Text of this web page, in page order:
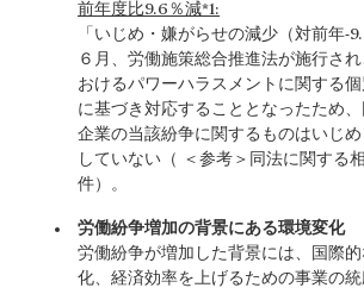
前年度比9.6％減*1:
「いじめ・嫌がらせの減少（対前年-
６月、労働施策総合推進法が施行さ
おけるパワーハラスメントに関する
に基づき対応することとなったため
企業の当該紛争に関するものはいじ
していない（ ＜参考＞同法に関する
件）。
労働紛争増加の背景にある環境変化
労働紛争が増加した背景には、国際
化、経済効率を上げるための事業の